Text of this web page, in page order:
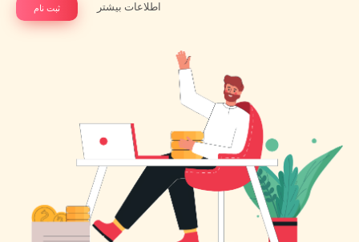
ثبت نام اطلاعات بیشتر